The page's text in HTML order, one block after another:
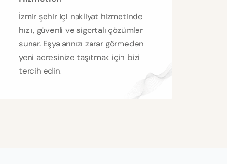
İzmir şehir içi nakliyat hizmetinde
hızlı, güvenli ve sigortalı çözümler
sunar. Eşyalarınızı zarar görmeden
yeni adresinize taşıtmak için bizi
tercih edin.